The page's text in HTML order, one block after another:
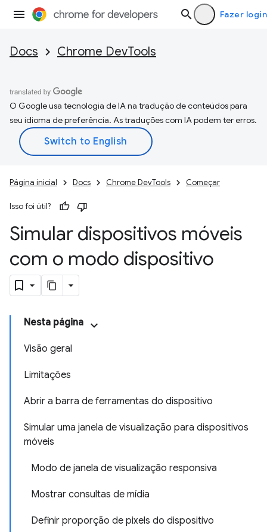
Fazer login
Docs Chrome DevTools
O Google usa tecnologia de IA na tradução de conteúdos para
seu idioma de preferência. As traduções com IA podem ter erros.
Página inicial Docs Chrome DevTools Começar
Isso foi útil?
Simular dispositivos móveis
com o modo dispositivo
Nesta página
Visão geral
Limitações
Abrir a barra de ferramentas do dispositivo
Simular uma janela de visualização para dispositivos
móveis
Modo de janela de visualização responsiva
Mostrar consultas de mídia
Definir proporção de pixels do dispositivo